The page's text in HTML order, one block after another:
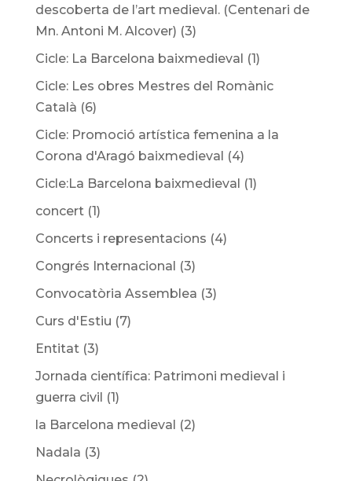
descoberta de l’art medieval. (Centenari de
Mn. Antoni M. Alcover) (3)
Cicle: La Barcelona baixmedieval (1)
Cicle: Les obres Mestres del Romànic
Català (6)
Cicle: Promoció artística femenina a la
Corona d'Aragó baixmedieval (4)
Cicle:La Barcelona baixmedieval (1)
concert(1)
Concerts i representacions (4)
Congrés Internacional (3)
Convocatòria Assemblea (3)
Curs d'Estiu (7)
Entitat(3)
Jornada científica: Patrimoni medieval i
guerra civil (1)
la Barcelona medieval (2)
Nadala (3)